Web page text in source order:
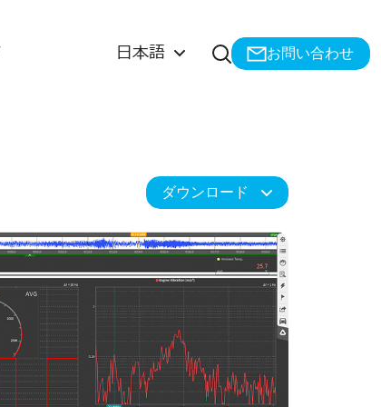
日本語 検索を開くお問い合わせ
ダウンロード